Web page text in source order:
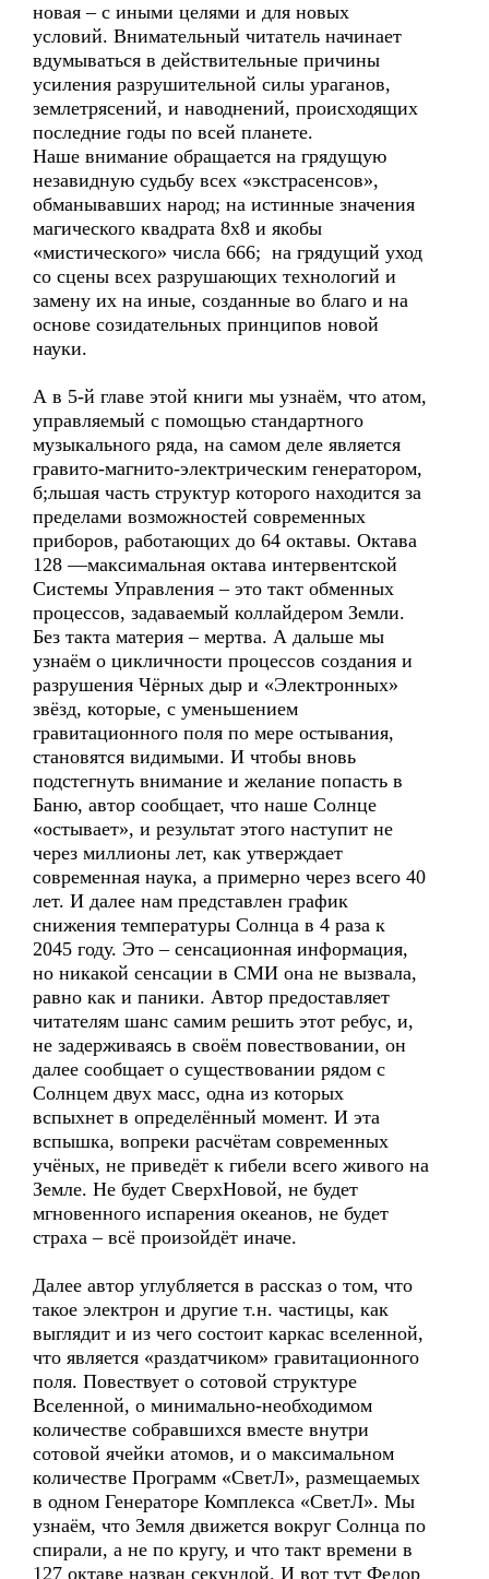
новая – с иными целями и для новых
условий. Внимательный читатель начинает
вдумываться в действительные причины
усиления разрушительной силы ураганов,
землетрясений, и наводнений, происходящих
последние годы по всей планете.
Наше внимание обращается на грядущую
незавидную судьбу всех «экстрасенсов»,
обманывавших народ; на истинные значения
магического квадрата 8х8 и якобы
«мистического» числа 666; на грядущий уход
со сцены всех разрушающих технологий и
замену их на иные, созданные во благо и на
основе созидательных принципов новой
науки.
А в 5-й главе этой книги мы узнаём, что атом,
управляемый с помощью стандартного
музыкального ряда, на самом деле является
гравито-магнито-электрическим генератором,
б;льшая часть структур которого находится за
пределами возможностей современных
приборов, работающих до 64 октавы. Октава
128 —максимальная октава интервентской
Системы Управления – это такт обменных
процессов, задаваемый коллайдером Земли.
Без такта материя – мертва. А дальше мы
узнаём о цикличности процессов создания и
разрушения Чёрных дыр и «Электронных»
звёзд, которые, с уменьшением
гравитационного поля по мере остывания,
становятся видимыми. И чтобы вновь
подстегнуть внимание и желание попасть в
Баню, автор сообщает, что наше Солнце
«остывает», и результат этого наступит не
через миллионы лет, как утверждает
современная наука, а примерно через всего 40
лет. И далее нам представлен график
снижения температуры Солнца в 4 раза к
2045 году. Это – сенсационная информация,
но никакой сенсации в СМИ она не вызвала,
равно как и паники. Автор предоставляет
читателям шанс самим решить этот ребус, и,
не задерживаясь в своём повествовании, он
далее сообщает о существовании рядом с
Солнцем двух масс, одна из которых
вспыхнет в определённый момент. И эта
вспышка, вопреки расчётам современных
учёных, не приведёт к гибели всего живого на
Земле. Не будет СверхНовой, не будет
мгновенного испарения океанов, не будет
страха – всё произойдёт иначе.
Далее автор углубляется в рассказ о том, что
такое электрон и другие т.н. частицы, как
выглядит и из чего состоит каркас вселенной,
что является «раздатчиком» гравитационного
поля. Повествует о сотовой структуре
Вселенной, о минимально-необходимом
количестве собравшихся вместе внутри
сотовой ячейки атомов, и о максимальном
количестве Программ «СветЛ», размещаемых
в одном Генераторе Комплекса «СветЛ». Мы
узнаём, что Земля движется вокруг Солнца по
спирали, а не по кругу, и что такт времени в
127 октаве назван секундой. И вот тут Федор